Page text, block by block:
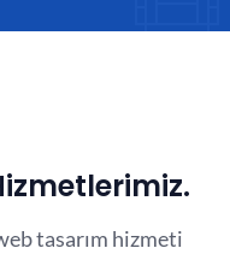
tasarım hizmeti